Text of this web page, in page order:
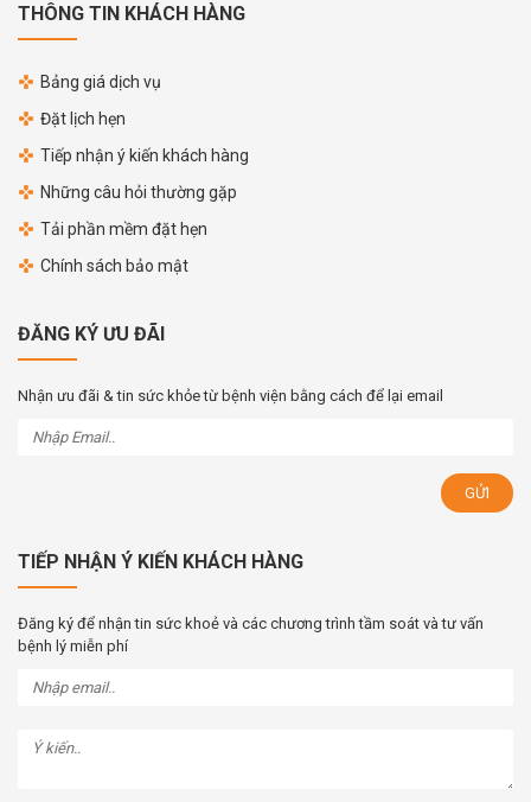
THÔNG TIN KHÁCH HÀNG
Bảng giá dịch vụ
Đặt lịch hẹn
Tiếp nhận ý kiến khách hàng
Những câu hỏi thường gặp
Tải phần mềm đặt hẹn
Chính sách bảo mật
ĐĂNG KÝ ƯU ĐÃI
Nhận ưu đãi & tin sức khỏe từ bệnh viện bằng cách để lại email
TIẾP NHẬN Ý KIẾN KHÁCH HÀNG
Đăng ký để nhận tin sức khoẻ và các chương trình tầm soát và tư vấn
bệnh lý miễn phí